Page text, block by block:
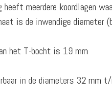
heeft meerdere koordlagen
is de inwendige diameter
het T-bocht is 19 mm
in de diameters 32 mm